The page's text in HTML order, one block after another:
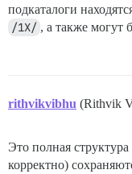
подкаталоги
/1X/ , а также могут
rithvikvibhu (Rithvik
Это полная
корректно)